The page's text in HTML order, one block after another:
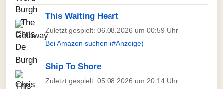
This Waiting Heart
Zuletzt gespielt: 06.08.2026 um 00:59 Uhr
Bei Amazon suchen (#Anzeige)
Ship To Shore
Zuletzt gespielt: 05.08.2026 um 20:14 Uhr